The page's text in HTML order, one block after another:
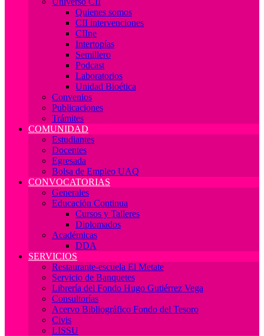
Quienes somos
CII intervenciones
CIIne
Intertopías
Semillero
Podcast
Laboratorios
Unidad Bioética
Convenios
Publicaciones
Trámites
COMUNIDAD
Estudiantes
Docentes
Egresada
Bolsa de Empleo UAQ
CONVOCATORIAS
Generales
Educación Continua
Cursos y Talleres
Diplomados
Académicas
DDA
SERVICIOS
Restaurante-escuela El Metate
Servicio de Banquetes
Librería del Fondo Hugo Gutiérrez Vega
Consultorías
Acervo Bibliográfico Fondo del Tesoro
Civis
LISSU